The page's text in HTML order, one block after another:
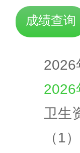
成绩查询
2026年
2026
卫生资
（1）登